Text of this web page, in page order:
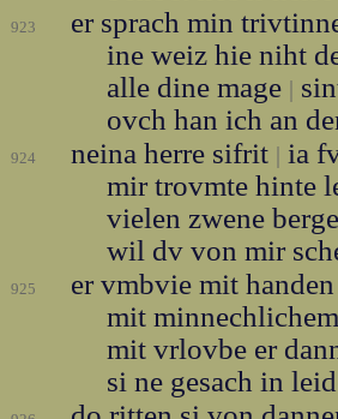
923
er sprach min
ine weiz hie niht
alle dine mage |
ovch han ich an
924 neina herre sifrit | ia
mir trovmte hinte
vielen zwene
wil dv von mir
925
er vmbvie mit
mit
mit vrlovbe er
si ne gesach in